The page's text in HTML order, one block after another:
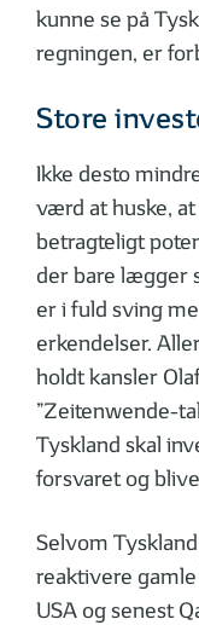
kunne se på
regningen, er
Store
Ikke desto
værd at huske,
betragteligt
der bare lægger
er i fuld sving
erkendelser.
holdt kansler
”Zeitenwende-
Tyskland skal
forsvaret og
Selvom
reaktivere
USA og senest